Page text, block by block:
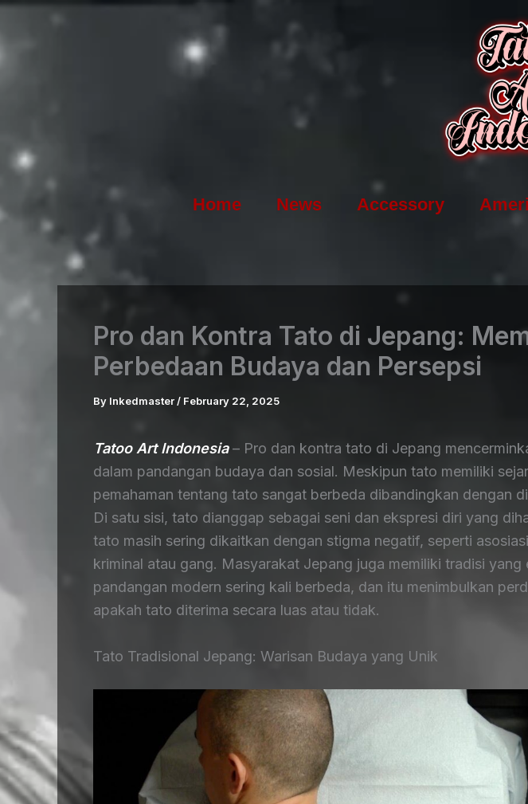
Skip
Home News Accessory
Pro dan Kontra Tato di Jepang:
Perbedaan Budaya dan Persepsi
By Inkedmaster / February 22, 2025
Tatoo Art Indonesia– Pro dan kontra tato di Jepang
dalam pandangan budaya dan sosial. Meskipun tato memiliki
pemahaman tentang tato sangat berbeda dibandingkan dengan
Di satu sisi, tato dianggap sebagai seni dan ekspresi diri yang
tato masih sering dikaitkan dengan stigma negatif, seperti
kriminal atau gang. Masyarakat Jepang juga memiliki tradisi yang
pandangan modern sering kali berbeda, dan itu menimbulkan
apakah tato diterima secara luas atau tidak.
Tato Tradisional Jepang: Warisan Budaya yang Unik